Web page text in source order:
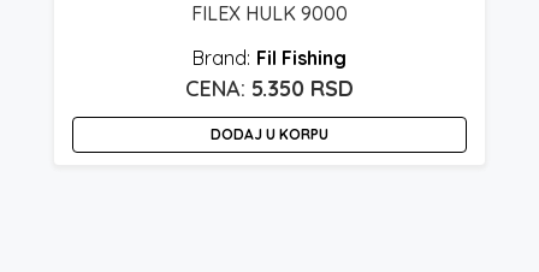
FILEX HULK 9000
Fil Fishing
5.350 RSD
DODAJ U KORPU